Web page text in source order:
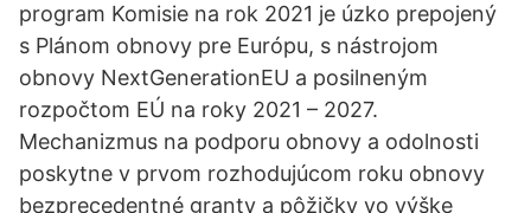
program Komisie na rok 2021 je úzko prepojený
s Plánom obnovy pre Európu, s nástrojom
obnovy NextGenerationEU a posilneným
rozpočtom EÚ na roky 2021 – 2027.
Mechanizmus na podporu obnovy a odolnosti
poskytne v prvom rozhodujúcom roku obnovy
bezprecedentné granty a pôžičky vo výške